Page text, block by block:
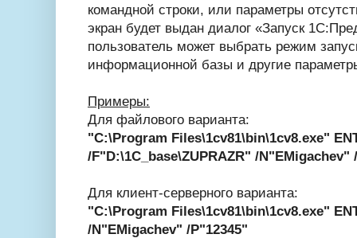
командной строки, или параметры
экран будет выдан диалог «Запуск
пользователь может выбрать режим
информационной базы и другие
Примеры:
Для файлового варианта:
"C:\Program Files\1cv81\bin\1cv8.exe"
/F"D:\1C_base\ZUPRAZR" /N"EMigachev"
Для клиент-серверного варианта:
"C:\Program Files\1cv81\bin\1cv8.exe"
/N"EMigachev" /P"12345"